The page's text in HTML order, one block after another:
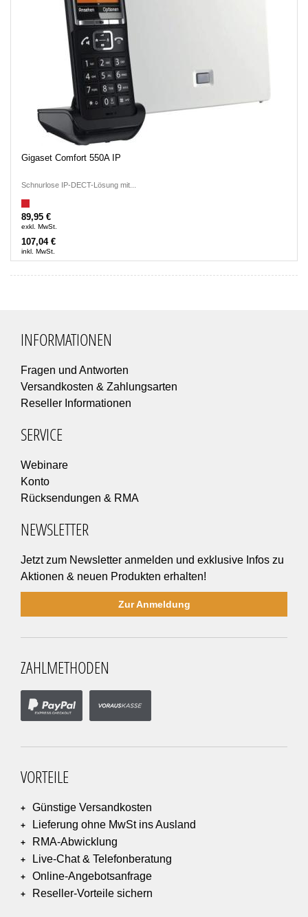
Gigaset Comfort 550A IP
Schnurlose IP-DECT-Lösung mit...
89,95 €
exkl. MwSt.
107,04 €
inkl. MwSt.
INFORMATIONEN
Fragen und Antworten
Versandkosten & Zahlungsarten
Reseller Informationen
SERVICE
Webinare
Konto
Rücksendungen & RMA
NEWSLETTER
Jetzt zum Newsletter anmelden und exklusive Infos zu
Aktionen & neuen Produkten erhalten!
Zur Anmeldung
ZAHLMETHODEN
VORTEILE
Günstige Versandkosten
Lieferung ohne MwSt ins Ausland
RMA-Abwicklung
Live-Chat & Telefonberatung
Online-Angebotsanfrage
Reseller-Vorteile sichern